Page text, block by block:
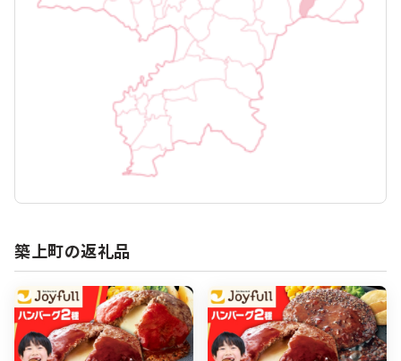
築上町の返礼品